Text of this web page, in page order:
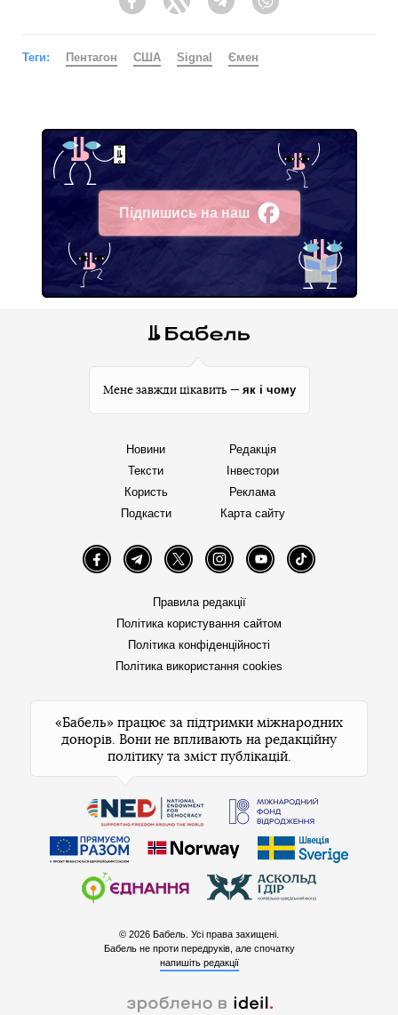
FacebookTwitter Telegram
Теги: Пентагон США Signal Ємен
Підпишись на наш
Facebook
Мене завжди цікавить — як і чому
Новини
Тексти
Користь
Подкасти
Редакція
Інвестори
Реклама
Карта сайту
FacebookTelegramTwitter InstagramYouTube TikTok
Правила редакції
Політика користування сайтом
Політика конфіденційності
Політика використання cookies
«Бабель» працює за підтримки міжнародних
донорів. Вони не впливають на редакційну
політику та зміст публікацій.
© 2026 Бабель. Усі права захищені.
Бабель не проти передруків, але спочатку
напишіть редакції